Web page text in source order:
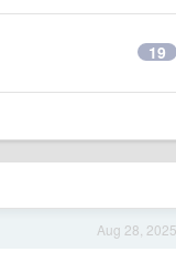
19
Aug 28, 2025